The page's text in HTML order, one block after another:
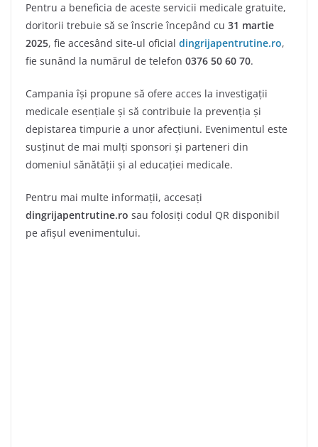
Pentru a beneficia de aceste servicii medicale gratuite,
doritorii trebuie să se înscrie începând cu 31 martie
2025, fie accesând site-ul oficial dingrijapentrutine.ro,
fie sunând la numărul de telefon 0376 50 60 70.
Campania își propune să ofere acces la investigații
medicale esențiale și să contribuie la prevenția și
depistarea timpurie a unor afecțiuni. Evenimentul este
susținut de mai mulți sponsori și parteneri din
domeniul sănătății și al educației medicale.
Pentru mai multe informații, accesați
dingrijapentrutine.ro sau folosiți codul QR disponibil
pe afișul evenimentului.